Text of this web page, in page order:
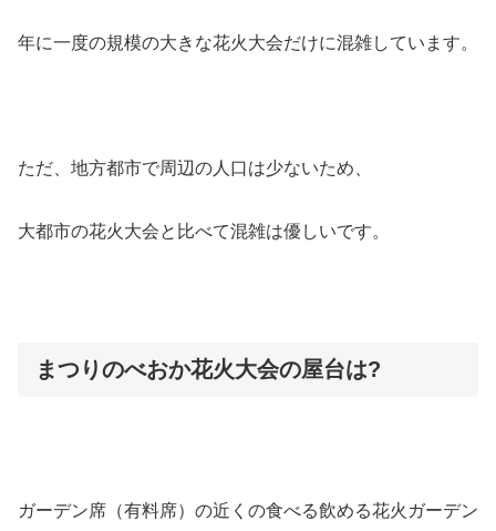
年に一度の規模の大きな花火大会だけに混雑しています。
ただ、地方都市で周辺の人口は少ないため、
大都市の花火大会と比べて混雑は優しいです。
まつりのべおか花火大会の屋台は?
ガーデン席（有料席）の近くの食べる飲める花火ガーデン